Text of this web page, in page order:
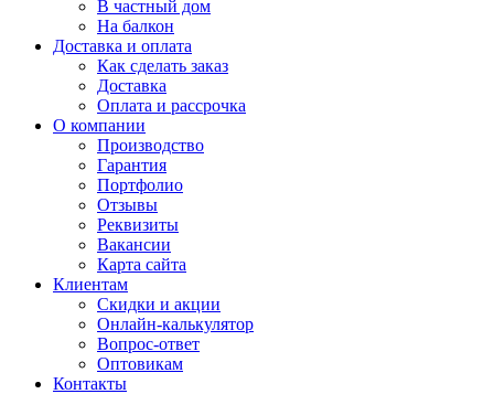
В частный дом
На балкон
Доставка и оплата
Как сделать заказ
Доставка
Оплата и рассрочка
О компании
Производство
Гарантия
Портфолио
Отзывы
Реквизиты
Вакансии
Карта сайта
Клиентам
Скидки и акции
Онлайн-калькулятор
Вопрос-ответ
Оптовикам
Контакты